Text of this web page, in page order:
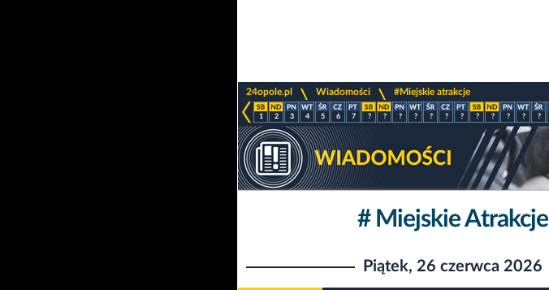
24opole.pl Wiadomości #Miejskie atrakcje
1 2 3 4 5 6 7 ? ? ? ? ? ? ? ? ? ? ? ?
# Miejskie Atrakcje
Piątek, 26 czerwca 2026